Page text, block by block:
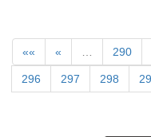
«« « 290
296 297 298